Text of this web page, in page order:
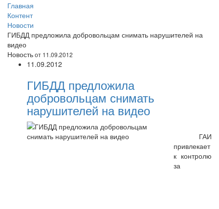
Главная
Контент
Новости
ГИБДД предложила добровольцам снимать нарушителей на
видео
Новостьот 11.09.2012
11.09.2012
ГИБДД предложила
добровольцам снимать
нарушителей на видео
ГАИ
привлекает
к контролю
за